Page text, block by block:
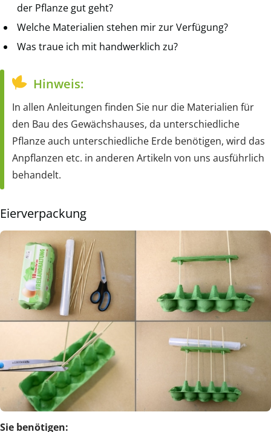
der Pflanze gut geht?
Welche Materialien stehen mir zur Verfügung?
Was traue ich mit handwerklich zu?
Hinweis:
In allen Anleitungen finden Sie nur die Materialien für
den Bau des Gewächshauses, da unterschiedliche
Pflanze auch unterschiedliche Erde benötigen, wird das
Anpflanzen etc. in anderen Artikeln von uns ausführlich
behandelt.
Eierverpackung
Sie benötigen: